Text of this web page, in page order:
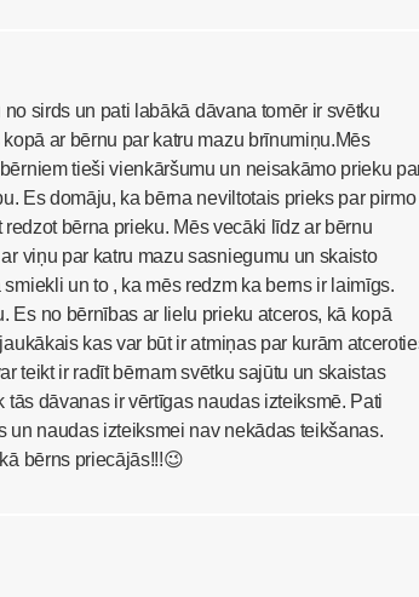
sirds un pati labākā dāvana tomēr ir svētku
ar bērnu par katru mazu brīnumiņu.Mēs
tieši vienkāršumu un neisakāmo prieku
Es domāju, ka bērna neviltotais prieks par pirmo
bērna prieku. Mēs vecāki līdz ar bērnu
viņu par katru mazu sasniegumu un skaisto
un to , ka mēs redzm ka berns ir laimīgs.
Es no bērnības ar lielu prieku atceros, kā kopā
kas var būt ir atmiņas par kurām
teikt ir radīt bērnam svētku sajūtu un skaistas
dāvanas ir vērtīgas naudas izteiksmē. Pati
un naudas izteiksmei nav nekādas teikšanas.
bērns priecājās!!!😉